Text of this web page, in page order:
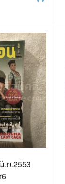
.ย.2553
ดาห์